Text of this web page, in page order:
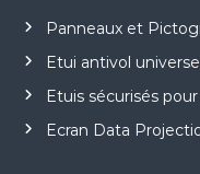
Panneaux et
Etui antivol
Etuis sécurisés
Ecran Data